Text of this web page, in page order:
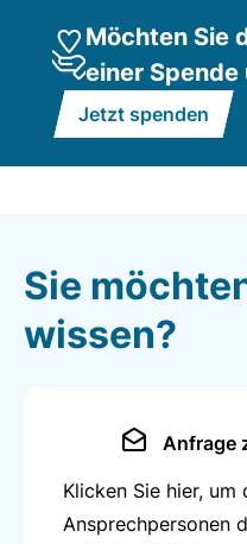
Möchten Sie
einer
Jetzt spenden
Sie
wissen?
Anfrage
Klicken Sie hier,
Ansprechpersonen